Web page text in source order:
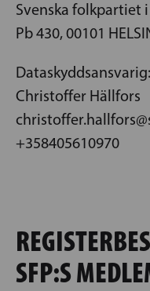
Svenska folkpartiet
Pb 430, 00101
Dataskyddsansvarig:
Christoffer Hällfors
+358405610970
SFP:S